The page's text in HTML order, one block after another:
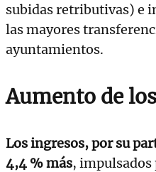
subidas retributivas) e
las mayores
ayuntamientos.
Aumento de
Los ingresos, por su
4,4 % más, impulsados